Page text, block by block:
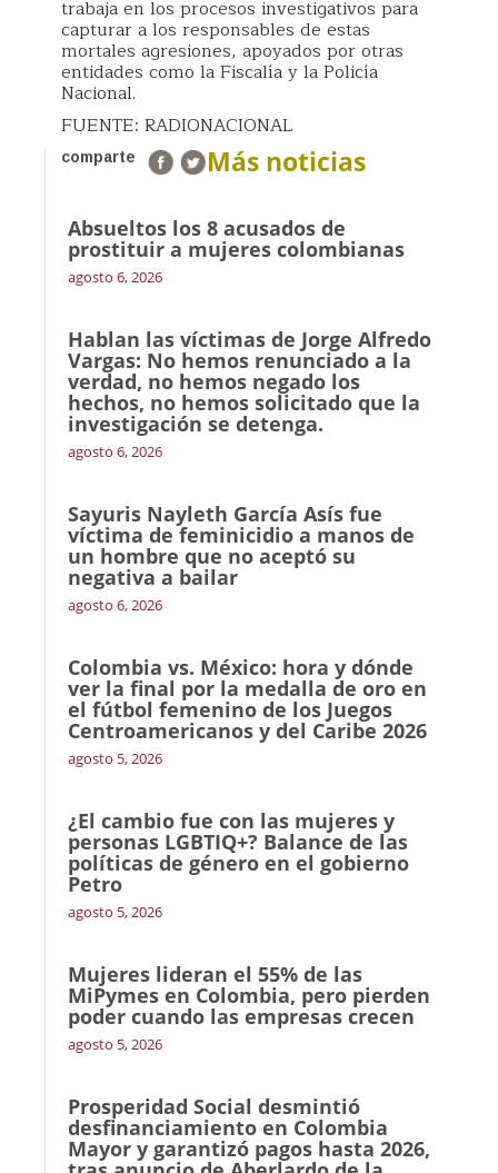
trabaja en los procesos investigativos para
capturar a los responsables de estas
mortales agresiones, apoyados por otras
entidades como la Fiscalía y la Policía
Nacional.
FUENTE: RADIONACIONAL
comparte Más noticias
Absueltos los 8 acusados de
prostituir a mujeres colombianas
agosto 6, 2026
Hablan las víctimas de Jorge Alfredo
Vargas: No hemos renunciado a la
verdad, no hemos negado los
hechos, no hemos solicitado que la
investigación se detenga.
agosto 6, 2026
Sayuris Nayleth García Asís fue
víctima de feminicidio a manos de
un hombre que no aceptó su
negativa a bailar
agosto 6, 2026
Colombia vs. México: hora y dónde
ver la final por la medalla de oro en
el fútbol femenino de los Juegos
Centroamericanos y del Caribe 2026
agosto 5, 2026
¿El cambio fue con las mujeres y
personas LGBTIQ+? Balance de las
políticas de género en el gobierno
Petro
agosto 5, 2026
Mujeres lideran el 55% de las
MiPymes en Colombia, pero pierden
poder cuando las empresas crecen
agosto 5, 2026
Prosperidad Social desmintió
desfinanciamiento en Colombia
Mayor y garantizó pagos hasta 2026,